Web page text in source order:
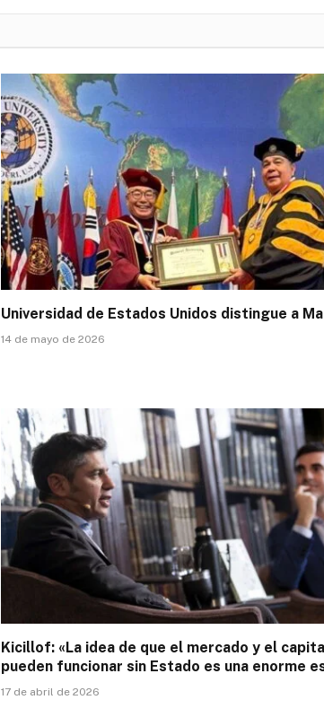
Universidad de Estados Unidos distingue a
14 de mayo de 2026
Kicillof: «La idea de que el mercado y el
pueden funcionar sin Estado es una enorme
17 de abril de 2026